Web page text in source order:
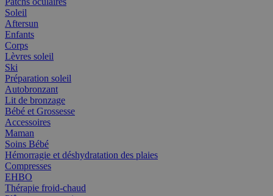
Soleil
Aftersun
Enfants
Corps
Lèvres soleil
Ski
Préparation soleil
Autobronzant
Lit de bronzage
Bébé et Grossesse
Accessoires
Maman
Soins Bébé
Hémorragie et déshydratation des plaies
Compresses
EHBO
Thérapie froid-chaud